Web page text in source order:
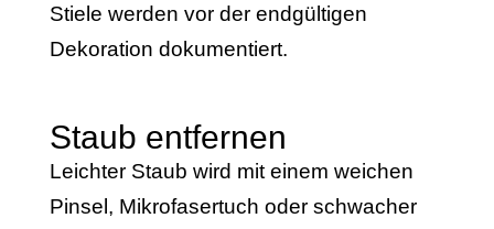
Stiele werden vor der endgültigen
Dekoration dokumentiert.
Staub entfernen
Leichter Staub wird mit einem weichen
Pinsel, Mikrofasertuch oder schwacher